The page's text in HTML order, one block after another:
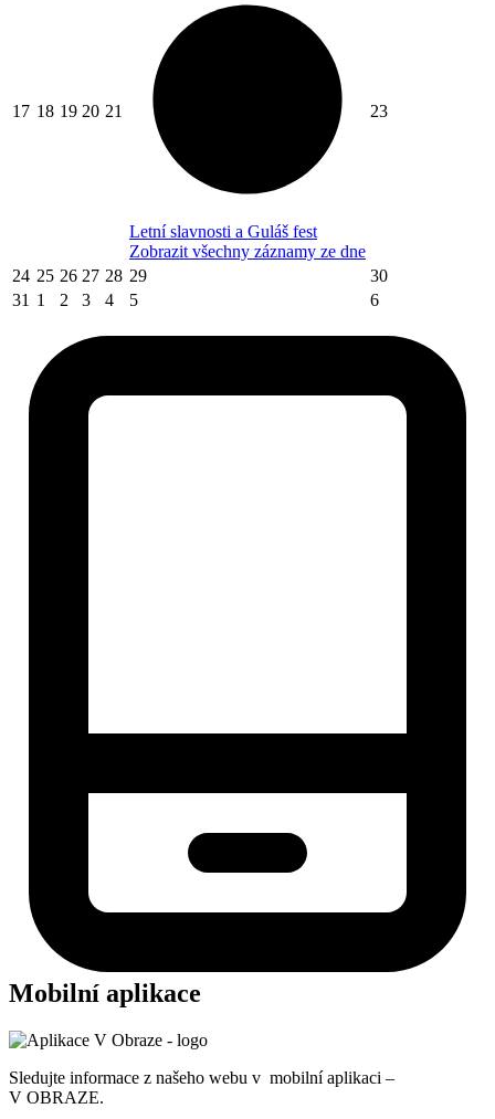
17 18 19 20 21
Letní slavnosti a Guláš fest
Zobrazit všechny záznamy ze dne
23
24 25 26 27 28 29
30
31 1 2 3 4 5 6
Mobilní aplikace
Sledujte informace z našeho webu v mobilní aplikaci –
V OBRAZE.